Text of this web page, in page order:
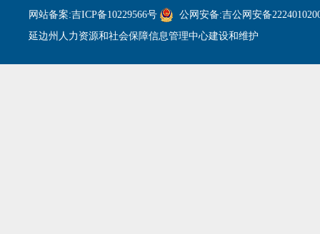
网站备案:吉ICP备10229566号
公网安备:吉公网安备
延边州人力资源和社会保障信息管理中心建设和维护